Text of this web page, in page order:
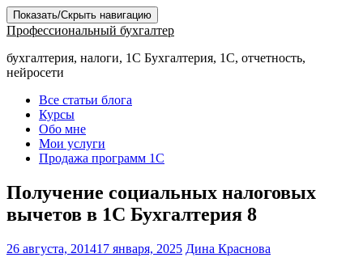
Показать/Скрыть навигацию
Профессиональный бухгалтер
бухгалтерия, налоги, 1С Бухгалтерия, 1С, отчетность,
нейросети
Все статьи блога
Курсы
Обо мне
Мои услуги
Продажа программ 1С
Получение социальных налоговых
вычетов в 1С Бухгалтерия 8
26 августа, 201417 января, 2025 Дина Краснова